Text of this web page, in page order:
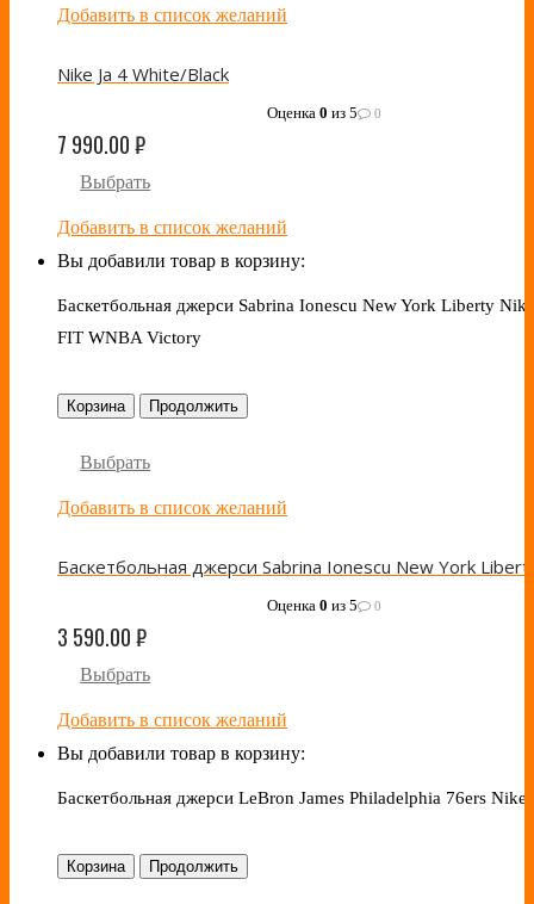
Добавить в список желаний
Nike Ja 4 White/Black
Оценка 0 из 5 0
7 990.00₽
Выбрать
Добавить в список желаний
Вы добавили товар в корзину:
Баскетбольная джерси Sabrina Ionescu New York Liberty
FIT WNBA Victory
Корзина Продолжить
Выбрать
Добавить в список желаний
Оценка 0 из 5 0
3 590.00₽
Выбрать
Добавить в список желаний
Вы добавили товар в корзину:
Баскетбольная джерси LeBron James Philadelphia 76ers Nike
Корзина Продолжить